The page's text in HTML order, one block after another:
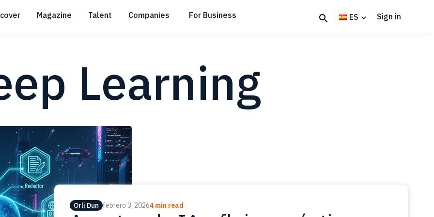
Submenu
Magazine Talent
Submenu
Companies For Business ES Sign in
Learning
Orli Dun febrero 3, 20264 min read